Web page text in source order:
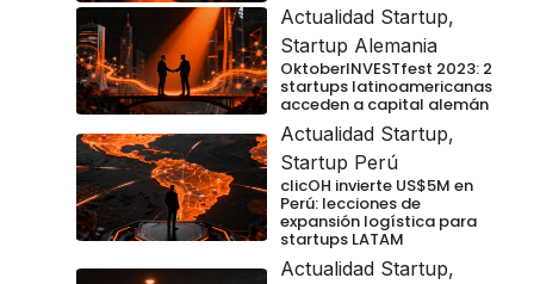
Actualidad Startup,
Startup Alemania
OktoberINVESTfest 2023: 2
startups latinoamericanas
acceden a capital alemán
Actualidad Startup,
Startup Perú
clicOH invierte US$5M en
Perú: lecciones de
expansión logística para
startups LATAM
Actualidad Startup,